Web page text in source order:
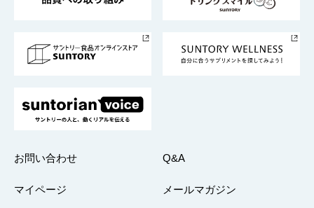
採用情報
お問い合わせ Q&A
マイページ メールマガジン